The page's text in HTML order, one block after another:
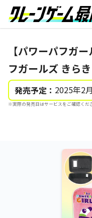
【パワーパフガ
フガールズ きら
発売予定： 2025年2
※実際の発売日はサービスをご確認くだ